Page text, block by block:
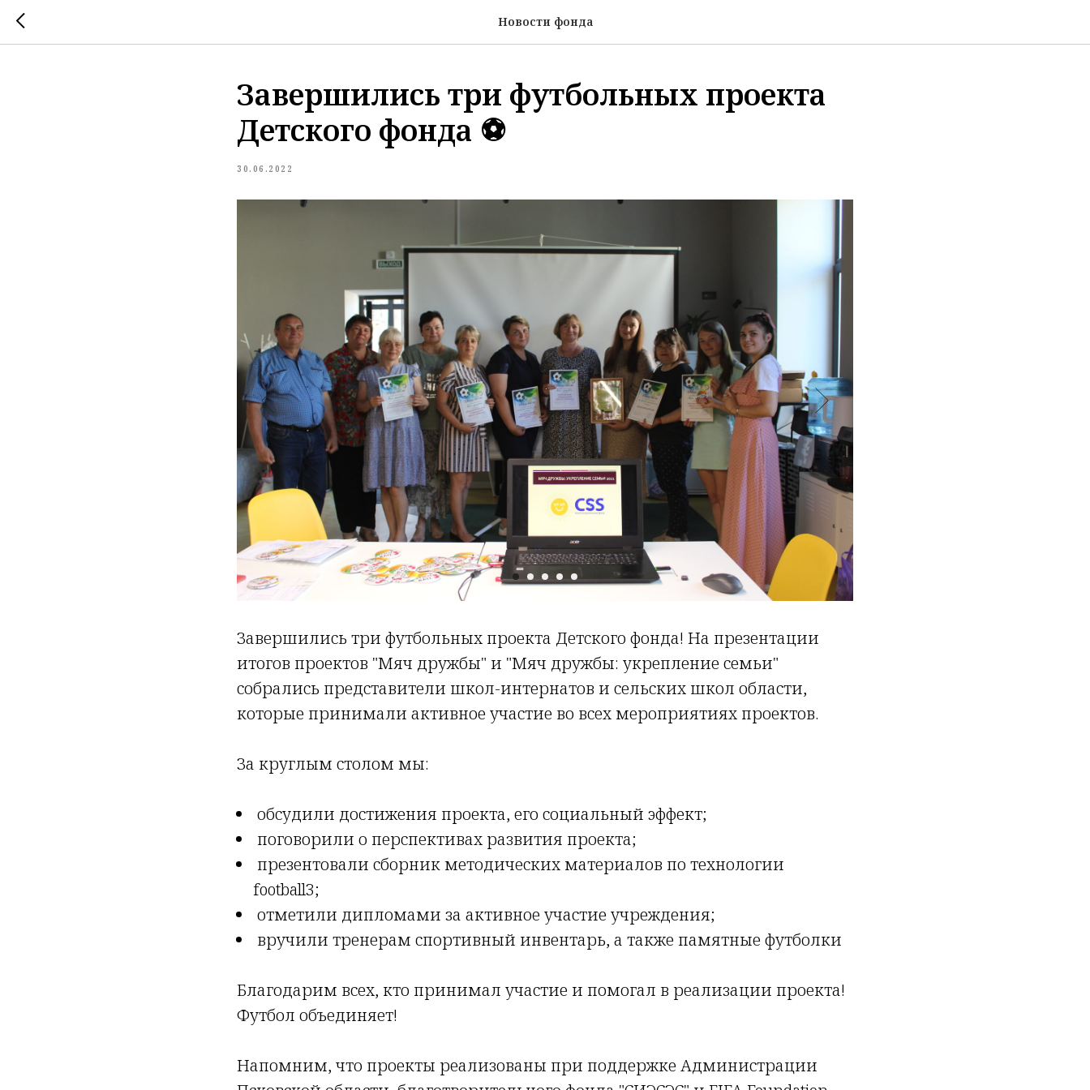
Новости фонда
Завершились три футбольных проекта
Детского фонда ⚽
30.06.2022
Завершились три футбольных проекта Детского фонда! На презентации
итогов проектов "Мяч дружбы" и "Мяч дружбы: укрепление семьи"
собрались представители школ-интернатов и сельских школ области,
которые принимали активное участие во всех мероприятиях проектов.
За круглым столом мы:
обсудили достижения проекта, его социальный эффект;
поговорили о перспективах развития проекта;
презентовали сборник методических материалов по технологии
football3;
отметили дипломами за активное участие учреждения;
вручили тренерам спортивный инвентарь, а также памятные футболки
Благодарим всех, кто принимал участие и помогал в реализации проекта!
Футбол объединяет!
Напомним, что проекты реализованы при поддержке Администрации